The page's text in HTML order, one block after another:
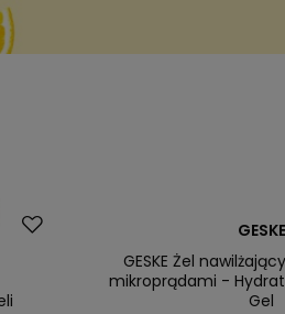
GESKE
GESKE Żel
mikroprądami -
Gel